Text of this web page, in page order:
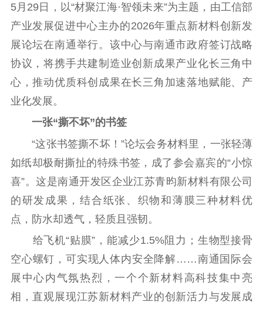
通知公告 信息公开制度
信息公开指南
信息公开年度报
告
政策法规
工作动态
理论武装
理论学习 宣传宣讲 研究阐释
哲学社科
社科强省 工作通知
成果集萃
江苏文脉
新闻宣传
主题宣传 对外宣传
新闻发布
记者之家
品牌栏目
5月29日，以“材聚江海·智领未来”为主题，由工信部
产业发展促进中心主办的2026年重点新材料创新发
展论坛在南通举行。该中心与南通市政府签订战略
协议，将携手共建制造业创新成果产业化长三角中
心，推动优质科创成果在长三角加速落地赋能、产
业化发展。
一张“撕不坏”的书签
“这张书签撕不坏！”论坛会务材料里，一张轻薄
如纸却极耐撕扯的特殊书签，成了参会嘉宾的“小惊
喜”。这是南通开发区企业江苏青昀新材料有限公司
的研发成果，结合纸张、织物和薄膜三种材料优
点，防水却透气，轻质且强韧。
给飞机“贴膜”，能减少1.5%阻力；生物型接骨
空心螺钉，可实现人体内安全降解……南通国际会
展中心内气氛热烈，一个个新材料高科技集中亮
相，直观展现江苏新材料产业的创新活力与发展成